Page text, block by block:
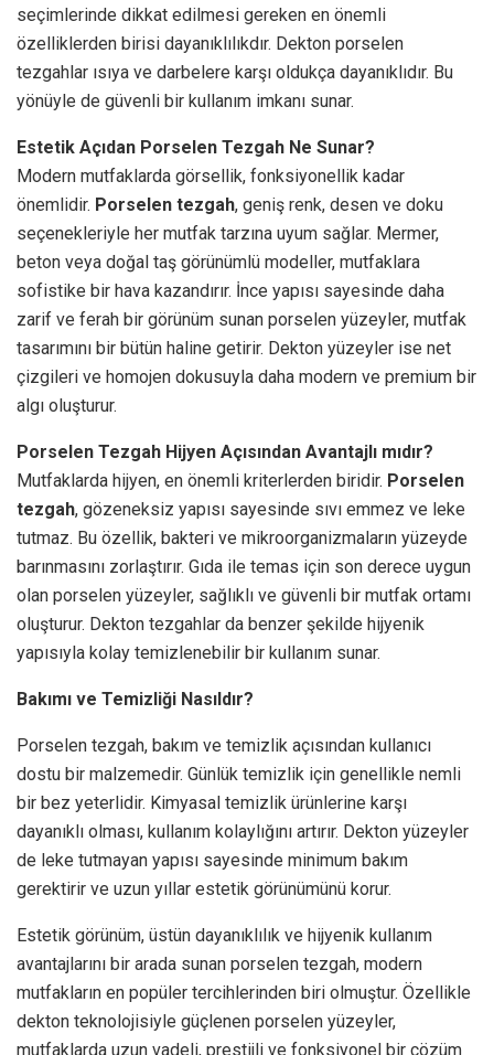
seçimlerinde dikkat edilmesi gereken en önemli
özelliklerden birisi dayanıklılıkdır. Dekton porselen
tezgahlar ısıya ve darbelere karşı oldukça dayanıklıdır. Bu
yönüyle de güvenli bir kullanım imkanı sunar.
Estetik Açıdan Porselen Tezgah Ne Sunar?
Modern mutfaklarda görsellik, fonksiyonellik kadar
önemlidir. Porselen tezgah, geniş renk, desen ve doku
seçenekleriyle her mutfak tarzına uyum sağlar. Mermer,
beton veya doğal taş görünümlü modeller, mutfaklara
sofistike bir hava kazandırır. İnce yapısı sayesinde daha
zarif ve ferah bir görünüm sunan porselen yüzeyler, mutfak
tasarımını bir bütün haline getirir. Dekton yüzeyler ise net
çizgileri ve homojen dokusuyla daha modern ve premium bir
algı oluşturur.
Porselen Tezgah Hijyen Açısından Avantajlı mıdır?
Mutfaklarda hijyen, en önemli kriterlerden biridir. Porselen
tezgah, gözeneksiz yapısı sayesinde sıvı emmez ve leke
tutmaz. Bu özellik, bakteri ve mikroorganizmaların yüzeyde
barınmasını zorlaştırır. Gıda ile temas için son derece uygun
olan porselen yüzeyler, sağlıklı ve güvenli bir mutfak ortamı
oluşturur. Dekton tezgahlar da benzer şekilde hijyenik
yapısıyla kolay temizlenebilir bir kullanım sunar.
Bakımı ve Temizliği Nasıldır?
Porselen tezgah, bakım ve temizlik açısından kullanıcı
dostu bir malzemedir. Günlük temizlik için genellikle nemli
bir bez yeterlidir. Kimyasal temizlik ürünlerine karşı
dayanıklı olması, kullanım kolaylığını artırır. Dekton yüzeyler
de leke tutmayan yapısı sayesinde minimum bakım
gerektirir ve uzun yıllar estetik görünümünü korur.
Estetik görünüm, üstün dayanıklılık ve hijyenik kullanım
avantajlarını bir arada sunan porselen tezgah, modern
mutfakların en popüler tercihlerinden biri olmuştur. Özellikle
dekton teknolojisiyle güçlenen porselen yüzeyler,
mutfaklarda uzun vadeli, prestijli ve fonksiyonel bir çözüm